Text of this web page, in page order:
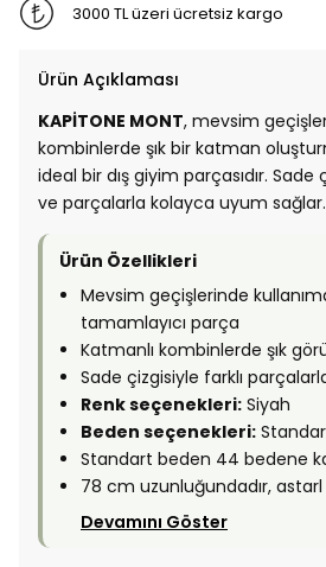
3000 TL üzeri ücretsiz kargo
Ürün Açıklaması
KAPİTONE MONT, mevsim
kombinlerde şık bir katman
ideal bir dış giyim parçasıdır. Sade
ve parçalarla kolayca uyum sağlar.
Ürün Özellikleri
Mevsim geçişlerinde
tamamlayıcı parça
Katmanlı kombinlerde şık
Sade çizgisiyle farklı
Renk seçenekleri: Siyah
Beden seçenekleri:
Standart beden 44 bedene
78 cm uzunluğundadır, astarl
Devamını Göster